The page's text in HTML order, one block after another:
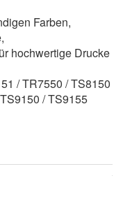
Farben,
hochwertige Drucke
/ TR7550 / TS8150
/ TS9155